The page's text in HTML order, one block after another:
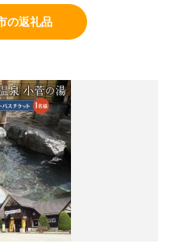
の返礼品